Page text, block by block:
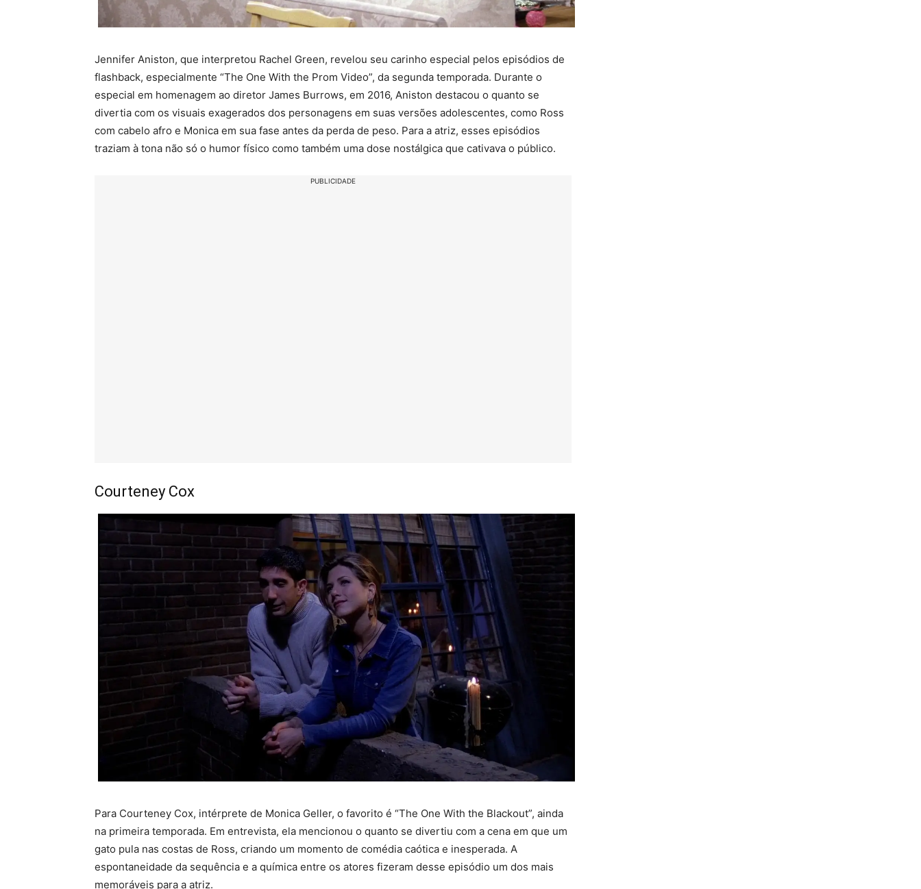
Jennifer Aniston, que interpretou Rachel Green, revelou seu carinho especial pelos episódios de
flashback, especialmente “The One With the Prom Video”, da segunda temporada. Durante o
especial em homenagem ao diretor James Burrows, em 2016, Aniston destacou o quanto se
divertia com os visuais exagerados dos personagens em suas versões adolescentes, como Ross
com cabelo afro e Monica em sua fase antes da perda de peso. Para a atriz, esses episódios
traziam à tona não só o humor físico como também uma dose nostálgica que cativava o público.
PUBLICIDADE
Courteney Cox
Para Courteney Cox, intérprete de Monica Geller, o favorito é “The One With the Blackout”, ainda
na primeira temporada. Em entrevista, ela mencionou o quanto se divertiu com a cena em que um
gato pula nas costas de Ross, criando um momento de comédia caótica e inesperada. A
espontaneidade da sequência e a química entre os atores fizeram desse episódio um dos mais
memoráveis para a atriz.